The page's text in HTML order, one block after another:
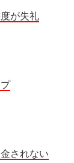
が失礼
されない